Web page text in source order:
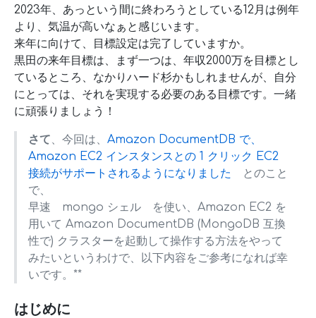
2023年、あっという間に終わろうとしている12月は例年
より、気温が高いなぁと感じいます。
来年に向けて、目標設定は完了していますか。
黒田の来年目標は、まず一つは、年収2000万を目標とし
ているところ、なかりハード杉かもしれませんが、自分
にとっては、それを実現する必要のある目標です。一緒
に頑張りましょう！
さて、今回は、 Amazon DocumentDB で、
Amazon EC2 インスタンスとの 1 クリック EC2
接続がサポートされるようになりました
とのこと
で、
早速 mongo シェル を使い、Amazon EC2 を
用いて Amazon DocumentDB (MongoDB 互換
性で) クラスターを起動して操作する方法をやって
みたいというわけで、以下内容をご参考になれば幸
いです。**
はじめに